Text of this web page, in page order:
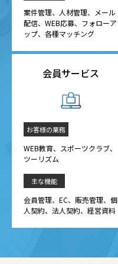
案件管理、人材管理、メール
配信、WEB応募、フォローア
ップ、各種マッチング
会員サービス
お客様の業務
WEB教育、スポーツクラブ、
ツーリズム
主な機能
会員管理、EC、販売管理、個
人契約、法人契約、経営資料